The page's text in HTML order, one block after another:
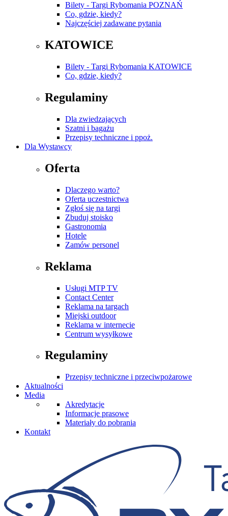
Bilety - Targi Rybomania POZNAŃ
Co, gdzie, kiedy?
Najczęściej zadawane pytania
KATOWICE
Bilety - Targi Rybomania KATOWICE
Co, gdzie, kiedy?
Regulaminy
Dla zwiedzających
Szatni i bagażu
Przepisy techniczne i ppoż.
Dla Wystawcy
Oferta
Dlaczego warto?
Oferta uczestnictwa
Zgłoś się na targi
Zbuduj stoisko
Gastronomia
Hotele
Zamów personel
Reklama
Usługi MTP TV
Contact Center
Reklama na targach
Miejski outdoor
Reklama w internecie
Centrum wysyłkowe
Regulaminy
Przepisy techniczne i przeciwpożarowe
Aktualności
Media
Akredytacje
Informacje prasowe
Materiały do pobrania
Kontakt